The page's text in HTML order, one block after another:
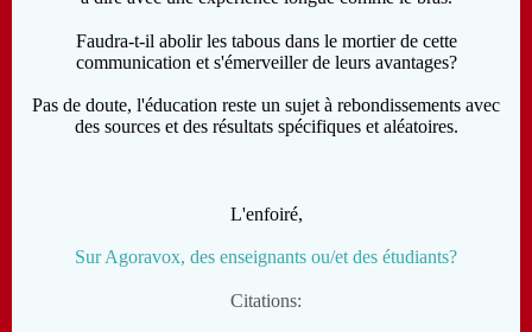
Faudra-t-il abolir les tabous dans le mortier de cette
communication et s'émerveiller de leurs avantages?
Pas de doute, l'éducation reste un sujet à rebondissements avec
des sources et des résultats spécifiques et aléatoires.
L'enfoiré,
Sur Agoravox, des enseignants ou/et des étudiants?
Citations: